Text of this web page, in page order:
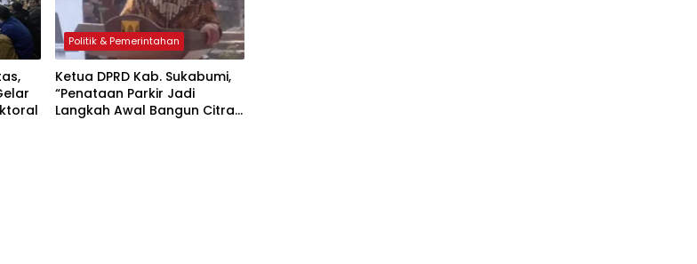
Politik & Pemerintahan
Ketua DPRD Kab. Sukabumi,
“Penataan Parkir Jadi
Langkah Awal Bangun Citra